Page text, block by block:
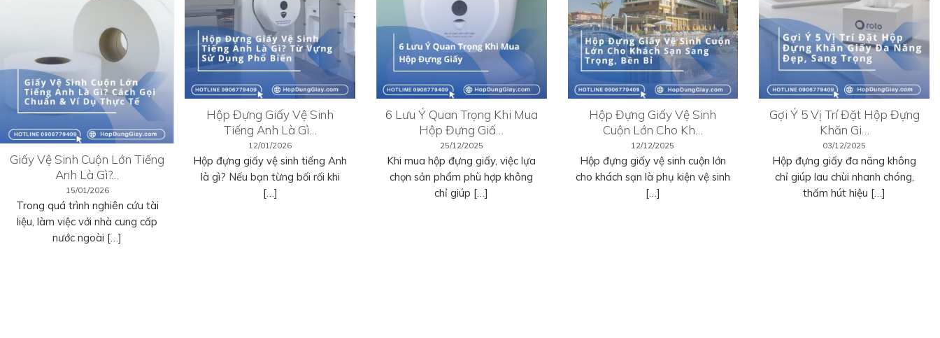
Giấy Vệ Sinh Cuộn Lớn Tiếng
Anh Là Gì?…
15/01/2026
Trong quá trình nghiên cứu tài
liệu, làm việc với nhà cung cấp
nước ngoài […]
Hộp Đựng Giấy Vệ Sinh
Tiếng Anh Là Gì…
12/01/2026
Hộp đựng giấy vệ sinh tiếng Anh
là gì? Nếu bạn từng bối rối khi
[…]
6 Lưu Ý Quan Trọng Khi Mua
Hộp Đựng Giấ…
25/12/2025
Khi mua hộp đựng giấy, việc lựa
chọn sản phẩm phù hợp không
chỉ giúp […]
Hộp Đựng Giấy Vệ Sinh
Cuộn Lớn Cho Kh…
12/12/2025
Hộp đựng giấy vệ sinh cuộn lớn
cho khách sạn là phụ kiện vệ sinh
[…]
Gợi Ý 5 Vị Trí Đặt Hộp Đựng
Khăn Gi…
03/12/2025
Hộp đựng giấy đa năng không
chỉ giúp lau chùi nhanh chóng,
thấm hút hiệu […]